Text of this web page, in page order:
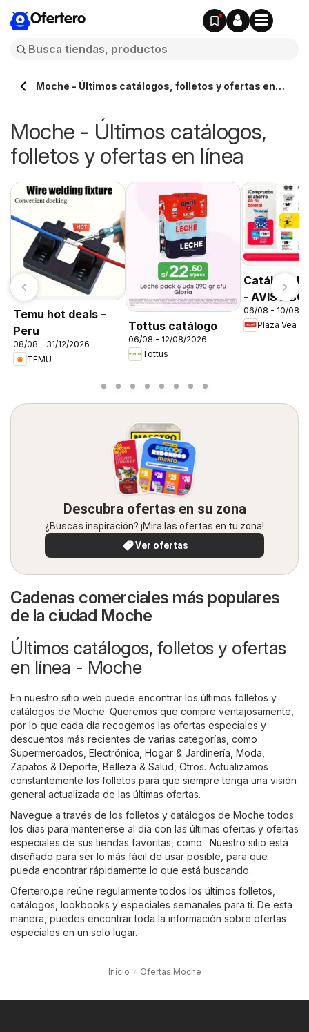
Ofertero
Moche - Últimos catálogos, folletos y ofertas en
Moche - Últimos catálogos,
folletos y ofertas en línea
Temu hot deals –
Peru
08/08 - 31/12/2026
TEMU
Tottus catálogo
06/08 - 12/08/2026
Tottus
Catálogo
- AVISO
FDS1
06/08 - 10/08/
Plaza Vea
Descubra ofertas en su zona
¿Buscas inspiración? ¡Mira las ofertas en tu zona!
Ver ofertas
Cadenas comerciales más populares
de la ciudad Moche
Últimos catálogos, folletos y ofertas
en línea - Moche
En nuestro sitio web puede encontrar los últimos folletos y
catálogos de Moche. Queremos que compre ventajosamente,
por lo que cada día recogemos las ofertas especiales y
descuentos más recientes de varias categorías, como
Supermercados Electrónica Hogar & Jardinería Moda,
Zapatos & Deporte Belleza & Salud Otros. Actualizamos
constantemente los folletos para que siempre tenga una visión
general actualizada de las últimas ofertas.
Navegue a través de los folletos y catálogos de Moche todos
los días para mantenerse al día con las últimas ofertas y ofertas
especiales de sus tiendas favoritas, como . Nuestro sitio está
diseñado para ser lo más fácil de usar posible, para que
pueda encontrar rápidamente lo que está buscando.
Ofertero.pe reúne regularmente todos los últimos folletos,
catálogos, lookbooks y especiales semanales para ti. De esta
manera, puedes encontrar toda la información sobre ofertas
especiales en un solo lugar.
Inicio Ofertas Moche